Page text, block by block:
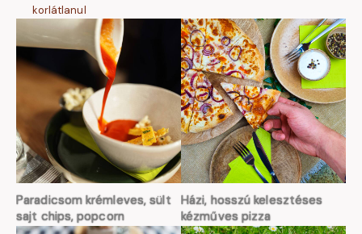
korlátlanul
Paradicsom krémleves, sült
sajt chips, popcorn
Házi, hosszú kelesztéses
kézműves pizza